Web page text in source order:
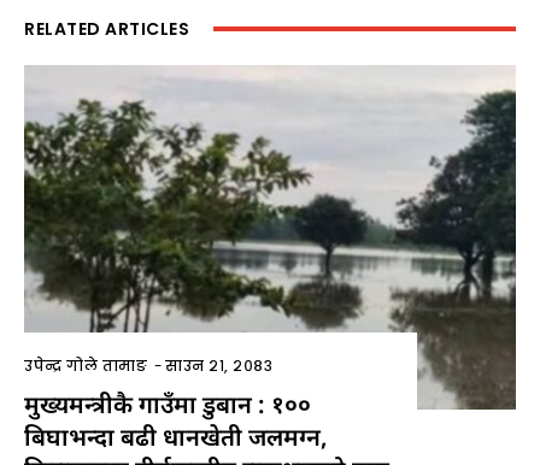
RELATED ARTICLES
उपेन्द्र गोले तामाङ -साउन २१, २०८३
मुख्यमन्त्रीकै गाउँमा डुबान : १००
बिघाभन्दा बढी धानखेती जलमग्न,